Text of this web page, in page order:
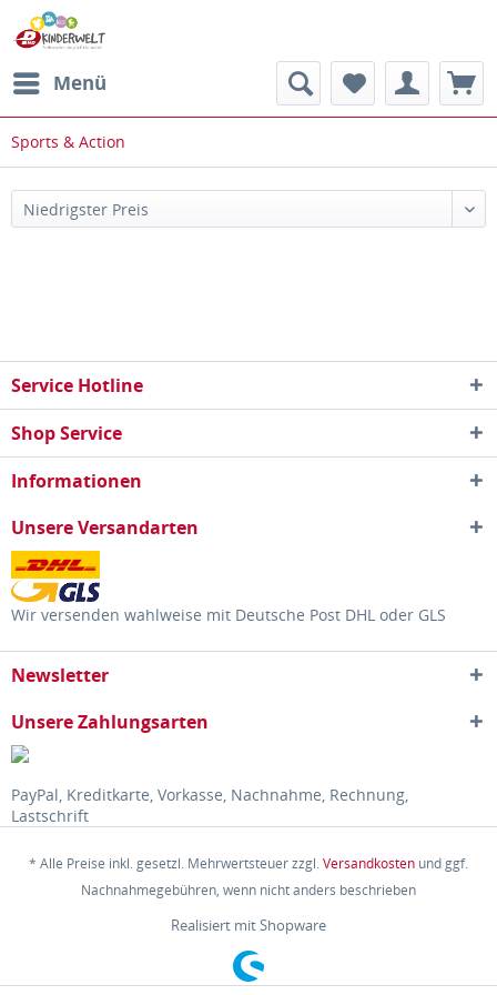
Menü
Sports & Action
Service Hotline
Shop Service
Informationen
Unsere Versandarten
Wir versenden wahlweise mit Deutsche Post DHL oder GLS
Newsletter
Unsere Zahlungsarten
PayPal, Kreditkarte, Vorkasse, Nachnahme, Rechnung,
Lastschrift
* Alle Preise inkl. gesetzl. Mehrwertsteuer zzgl.Versandkosten und ggf.
Nachnahmegebühren, wenn nicht anders beschrieben
Realisiert mit Shopware